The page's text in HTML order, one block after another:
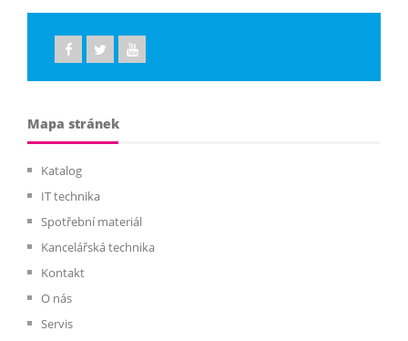
Mapa stránek
Katalog
IT technika
Spotřební materiál
Kancelářská technika
Kontakt
O nás
Servis